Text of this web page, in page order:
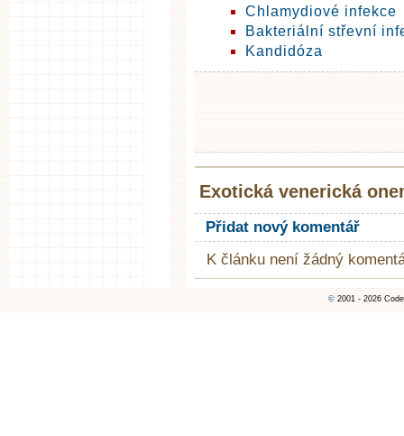
Chlamydiové infekce
Bakteriální střevní
Kandidóza
Exotická venerická
Přidat nový komentář
K článku není žádný
© 2001 - 2026